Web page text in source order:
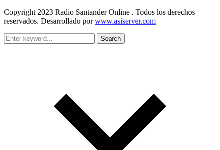
Copyright 2023 Radio Santander Online . Todos los derechos
reservados. Desarrollado porwww.asiserver.com
Search